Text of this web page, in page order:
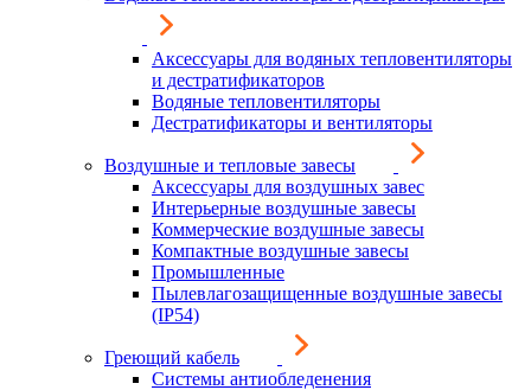
Аксессуары для водяных тепловентиляторы
и дестратификаторов
Водяные тепловентиляторы
Дестратификаторы и вентиляторы
Воздушные и тепловые завесы
Аксессуары для воздушных завес
Интерьерные воздушные завесы
Коммерческие воздушные завесы
Компактные воздушные завесы
Промышленные
Пылевлагозащищенные воздушные завесы
(IP54)
Греющий кабель
Системы антиобледенения